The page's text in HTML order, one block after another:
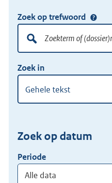
Doorzoek
alle
lokale
wet-
en
regelgeving
Zoek op trefwoord
of
(dossier)nummer
hier
uw
in
Zoek in
Zoek op datum
Periode